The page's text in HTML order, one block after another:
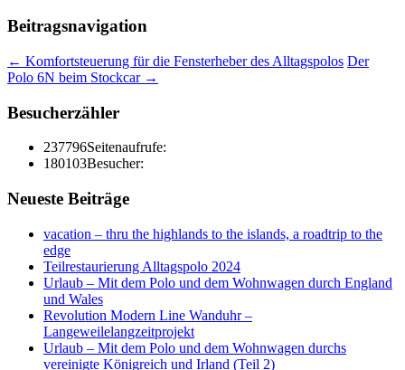
Beitragsnavigation
← Komfortsteuerung für die Fensterheber des Alltagspolos Der
Polo 6N beim Stockcar →
Besucherzähler
237796Seitenaufrufe:
180103Besucher:
Neueste Beiträge
vacation – thru the highlands to the islands, a roadtrip to the
edge
Teilrestaurierung Alltagspolo 2024
Urlaub – Mit dem Polo und dem Wohnwagen durch England
und Wales
Revolution Modern Line Wanduhr –
Langeweilelangzeitprojekt
Urlaub – Mit dem Polo und dem Wohnwagen durchs
vereinigte Königreich und Irland (Teil 2)